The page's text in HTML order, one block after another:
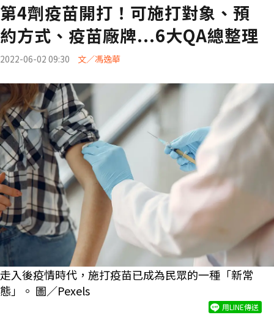
第4劑疫苗開打！可施打對象、預
約方式、疫苗廠牌...6大QA總整理
2022-06-02 09:30 文／馮逸華
走入後疫情時代，施打疫苗已成為民眾的一種「新常
態」。 圖／Pexels
用LINE傳送